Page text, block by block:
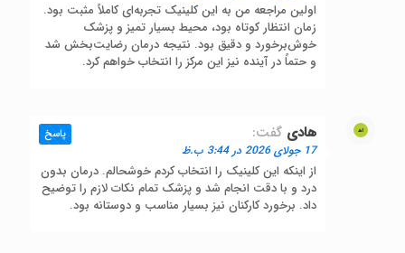
اولین مراجعه من به این کلینیک تجربه‌ای کاملاً مثبت بود.
زمان انتظار کوتاه بود، محیط بسیار تمیز و پزشک
خوش‌برخورد و دقیق بود. نتیجه درمان رضایت‌بخش شد
و حتماً در آینده نیز این مرکز را انتخاب خواهم کرد.
هادی گفت:
17 جولای 2026 در 3:44 ب.ظ
از اینکه این کلینیک را انتخاب کردم خوشحالم. درمان بدون
درد و با دقت انجام شد و پزشک تمام نکات لازم را توضیح
داد. برخورد کارکنان نیز بسیار مناسب و دوستانه بود.
پاسخ